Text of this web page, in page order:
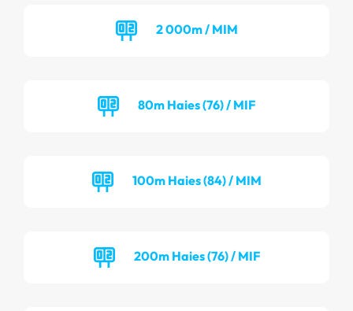
2 000m / MIM
80m Haies (76) / MIF
100m Haies (84) / MIM
200m Haies (76) / MIF